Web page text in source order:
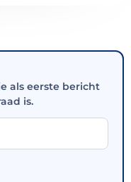
als eerste bericht
is.